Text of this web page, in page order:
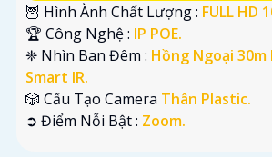
🦉 Hình Ành Chất Lượng : FULL HD
🏆 Công Nghệ : IP POE.
❈ Nhìn Ban Đêm : Hồng Ngoại
Smart IR.
🎲 Cấu Tạo Camera Thân Plastic.
️➲ Điểm Nỗi Bật : Zoom.